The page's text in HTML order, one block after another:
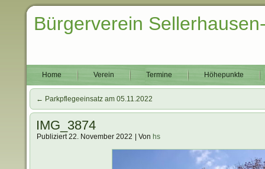
Bürgerverein
Home Verein Termine Höhepunkte
← Parkpflegeeinsatz am 05.11.2022
IMG_3874
Publiziert 22. November 2022 Von hs